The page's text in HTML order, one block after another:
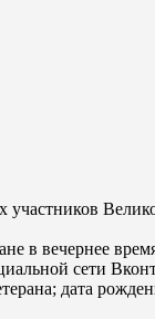
в вечернее
сети
дата